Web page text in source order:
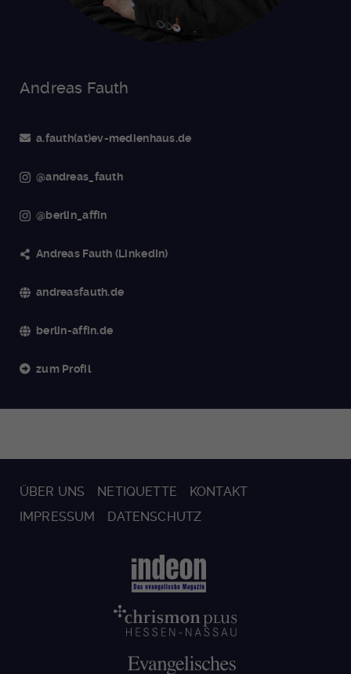
Andreas Fauth
a.fauth(at)ev-medienhaus.de
@andreas_fauth
@berlin_affin
Andreas Fauth (LinkedIn)
andreasfauth.de
berlin-affin.de
zum Profil
ÜBER UNS NETIQUETTE
KONTAKT
IMPRESSUM
DATENSCHUTZ